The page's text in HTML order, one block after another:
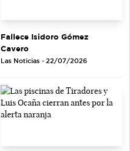
Fallece Isidoro Gómez
Cavero
Las Noticias - 22/07/2026